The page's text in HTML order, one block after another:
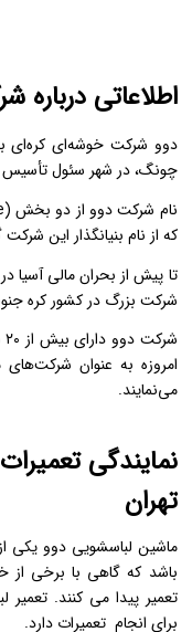
اطلاعاتی درباره
چونگ، در شهر سئول
که از نام بنیانگذار این
شرکت بزرگ در کشور کره
امروزه به عنوان
می‌نمایند.
نمایندگی
تهران
ماشین لباسشویی دوو یکی
باشد که گاهی با برخی از
تعمیر پیدا می کنند.
برای انجام تعمیرات دارد.